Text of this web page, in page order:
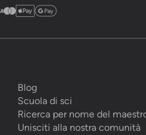
Blog
Scuola di sci
Ricerca per nome del
Unisciti alla nostra comunità